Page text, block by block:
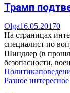
Трамп
Olga16.05.20170
На страницах
специалист по
Шиндлер (в
безопасности,
Политика
Разное интересное